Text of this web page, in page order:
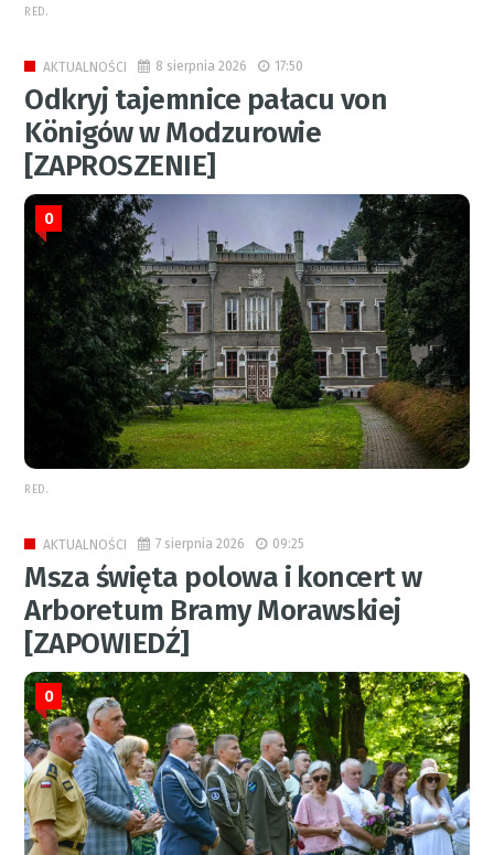
RED.
AKTUALNOŚCI 8 sierpnia 2026 17:50
Odkryj tajemnice pałacu von
Königów w Modzurowie
[ZAPROSZENIE]
0
RED.
AKTUALNOŚCI 7 sierpnia 2026 09:25
Msza święta polowa i koncert w
Arboretum Bramy Morawskiej
[ZAPOWIEDŹ]
0